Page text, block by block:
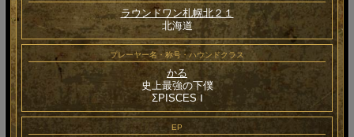
ラウンドワン札幌北２１
北海道
プレーヤー名・称号・ハウンドクラス
かる
史上最強の下僕
ΣPISCES Ⅰ
EP